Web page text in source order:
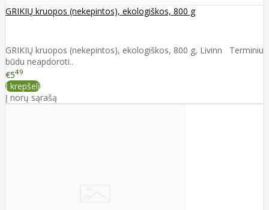
GRIKIŲ kruopos (nekepintos), ekologiškos, 800 g
GRIKIŲ kruopos (nekepintos), ekologiškos, 800 g, Livinn Terminiu
būdu neapdoroti..
€549
Į krepšelį
Į norų sąrašą